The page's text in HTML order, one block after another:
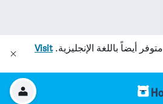
متوفر أيضاً باللغة الإنجليزية.Visit